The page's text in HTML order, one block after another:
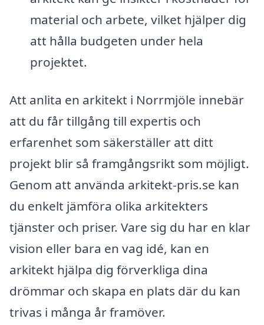
material och arbete, vilket hjälper dig
att hålla budgeten under hela
projektet.
Att anlita en arkitekt i Norrmjöle innebär
att du får tillgång till expertis och
erfarenhet som säkerställer att ditt
projekt blir så framgångsrikt som möjligt.
Genom att använda arkitekt-pris.se kan
du enkelt jämföra olika arkitekters
tjänster och priser. Vare sig du har en klar
vision eller bara en vag idé, kan en
arkitekt hjälpa dig förverkliga dina
drömmar och skapa en plats där du kan
trivas i många år framöver.